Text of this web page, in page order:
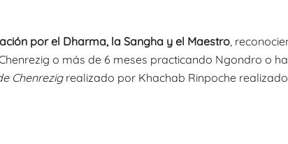
por el Dharma, la Sangha y el Maestro ,
o más de 6 meses practicando Ngondro o
Chenrezigrealizado por Khachab Rinpoche